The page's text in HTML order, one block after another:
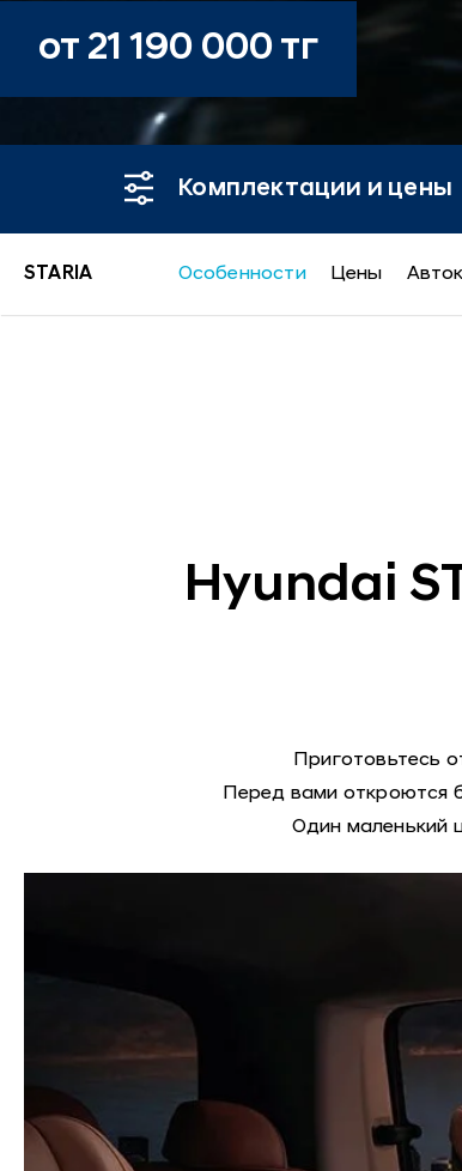
STARIA
от 21 190 000 тг
Комплектации и цены
STARIA Особенности Цены
Hyundai
Приготовьтесь
Перед вами откроются
Один маленький